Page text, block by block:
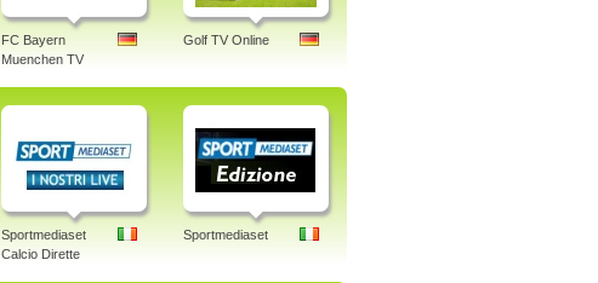
FC Bayern
Muenchen TV
Golf TV Online
Sportmediaset
Calcio Dirette
Sportmediaset